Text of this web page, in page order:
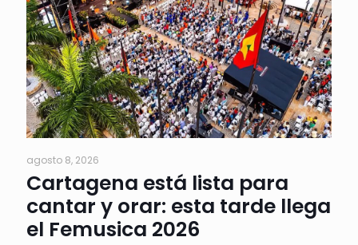
agosto 8, 2026
Cartagena está lista para
cantar y orar: esta tarde llega
el Femusica 2026